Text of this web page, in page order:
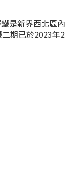
是新界西北區內
期已於2023年2